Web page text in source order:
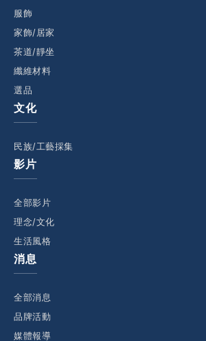
服飾
家飾/居家
茶道/靜坐
纖維材料
選品
文化
民族/工藝採集
影片
全部影片
理念/文化
生活風格
消息
全部消息
品牌活動
媒體報導